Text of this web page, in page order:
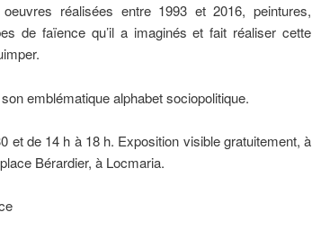
réalisées entre 1993 et 2016, peintures,
de faïence qu’il a imaginés et fait réaliser cette
emblématique alphabet sociopolitique.
et de 14 h à 18 h. Exposition visible gratuitement, à
Bérardier, à Locmaria.